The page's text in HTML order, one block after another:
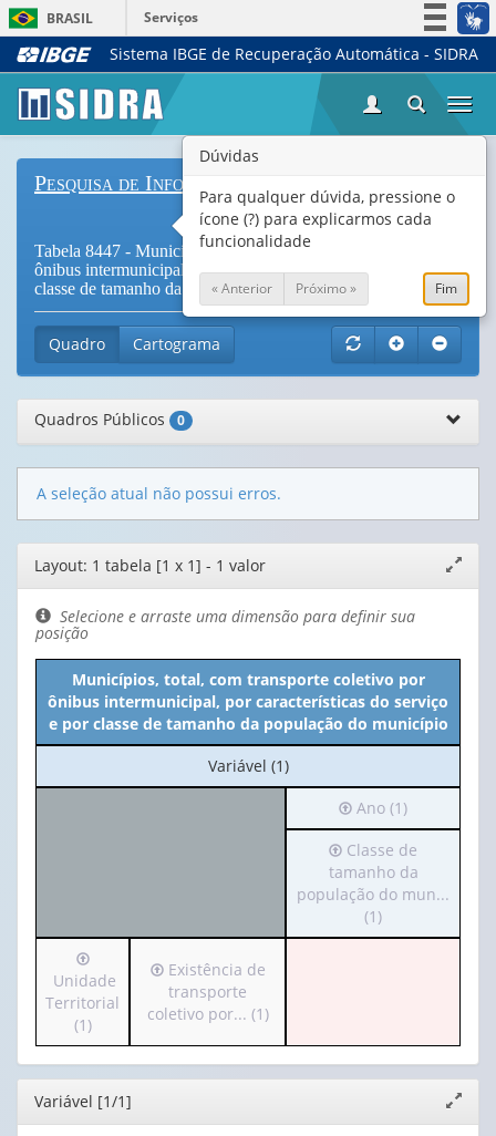
BRASIL
Serviços
Simplifique!
Acesso à informação
Canais
Sistema IBGE de Recuperação Automática - SIDRA
Pesquisa de Informações Básicas Municipais
Tabela 8447 - Municípios, total, com transporte coletivo por
ônibus intermunicipal, por características do serviço e por
classe de tamanho da população do município (
Vide Notas)
Quadro Cartograma
Quadros Públicos 0
A seleção atual não possui erros.
Editor
de
layout
janela
Layout: 1 tabela [1 x 1] - 1 valor
Selecione e arraste uma dimensão para definir sua
posição
Municípios, total, com transporte coletivo por
ônibus intermunicipal, por características do serviço
e por classe de tamanho da população do município
No
cabeçalho:
Variável (1)
Irá
para
o
cabeçalho
(possui
apenas
1
Ano (1)
Irá
para
o
cabeçalho
(possui
Classe
de
Classe de
tamanho da
população do mun...
(1)
Irá
para
o
cabeçalho
(possui
apenas
valor):
Unidade
Territorial
(1)
Irá
para
o
apenas
valor):
Existência de
transporte
coletivo por... (1)
Editor
janela
Variável [1/1]
Dúvidas
Para qualquer dúvida, pressione o
ícone (?) para explicarmos cada
funcionalidade
« Anterior Próximo » Fim